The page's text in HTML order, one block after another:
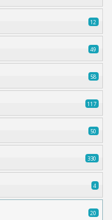
12
49
58
117
50
330
4
20